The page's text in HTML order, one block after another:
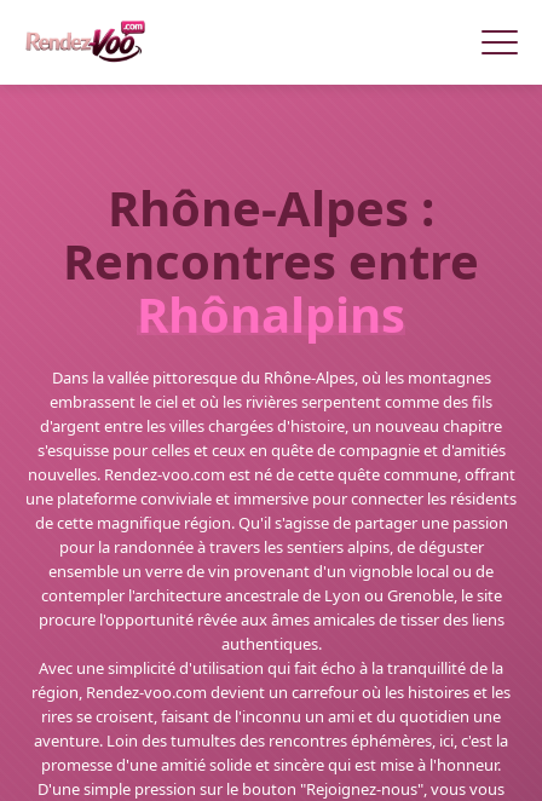
Rhône-Alpes :
Rencontres entre
Rhônalpins
Dans la vallée pittoresque du Rhône-Alpes, où les montagnes
embrassent le ciel et où les rivières serpentent comme des fils
d'argent entre les villes chargées d'histoire, un nouveau chapitre
s'esquisse pour celles et ceux en quête de compagnie et d'amitiés
nouvelles. Rendez-voo.com est né de cette quête commune, offrant
une plateforme conviviale et immersive pour connecter les résidents
de cette magnifique région. Qu'il s'agisse de partager une passion
pour la randonnée à travers les sentiers alpins, de déguster
ensemble un verre de vin provenant d'un vignoble local ou de
contempler l'architecture ancestrale de Lyon ou Grenoble, le site
procure l'opportunité rêvée aux âmes amicales de tisser des liens
authentiques.
Avec une simplicité d'utilisation qui fait écho à la tranquillité de la
région, Rendez-voo.com devient un carrefour où les histoires et les
rires se croisent, faisant de l'inconnu un ami et du quotidien une
aventure. Loin des tumultes des rencontres éphémères, ici, c'est la
promesse d'une amitié solide et sincère qui est mise à l'honneur.
D'une simple pression sur le bouton "Rejoignez-nous", vous vous